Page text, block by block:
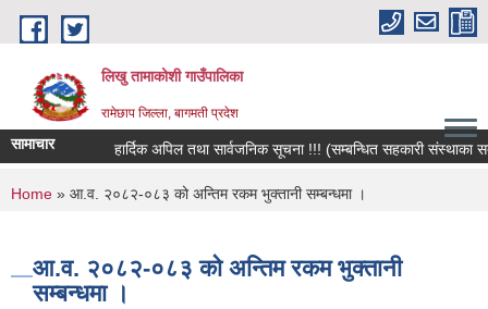
Skip to main content
लिखु तामाकोशी गाउँपालिका
रामेछाप जिल्ला, बागमती प्रदेश
सामाचार हार्दिक अपिल तथा सार्वजनिक सूचना !!! (सम्बन्धित सहकारी संस्थाका
You are here
Home » आ.व. २०८२-०८३ को अन्तिम रकम भुक्तानी सम्बन्धमा ।
आ.व. २०८२-०८३ को अन्तिम रकम भुक्तानी
सम्बन्धमा ।